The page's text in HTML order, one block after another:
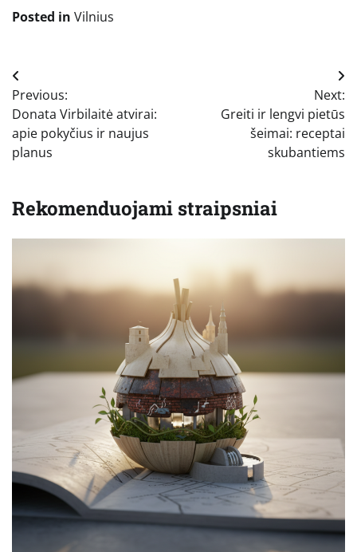
Posted in Vilnius
Navigacija
tarp
įrašų
Previous:
Donata Virbilaitė atvirai:
apie pokyčius ir naujus
planus
Next:
Greiti ir lengvi pietūs
šeimai: receptai
skubantiems
Rekomenduojami straipsniai